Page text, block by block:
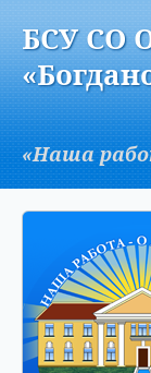
AБСУ СО
«Наша